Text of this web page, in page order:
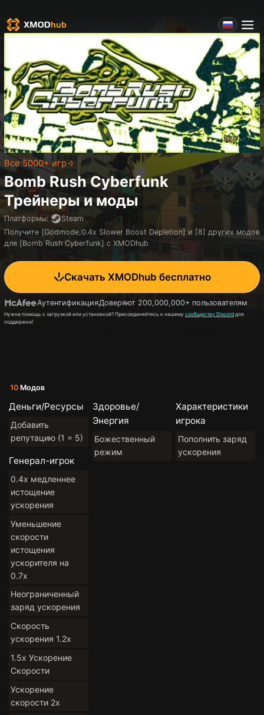
Все 5000+ игр
Bomb Rush Cyberfunk
Трейнеры и моды
Платформы:
Steam
Получите [Godmode,0.4x Slower Boost Depletion] и [8] других модов
для [Bomb Rush Cyberfunk] с XMODhub
Скачать XMODhub бесплатно
Аутентификация Доверяют 200,000,000+ пользователям
Нужна помощь с загрузкой или установкой? Присоединяйтесь к нашему сообществу Discord для
поддержки!
10 Модов
Деньги/Ресурсы
Добавить
репутацию (1 = 5)
Генерал-игрок
0.4x медленнее
истощение
ускорения
Уменьшение
скорости
истощения
ускорителя на
0.7x
Неограниченный
заряд ускорения
Скорость
ускорения 1.2x
1.5x Ускорение
Скорости
Ускорение
скорости 2х
Здоровье/
Энергия
Божественный
режим
Характеристики
игрока
Пополнить заряд
ускорения